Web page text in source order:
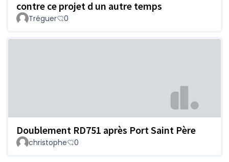
contre ce projet d un autre temps
Tréguer 0
Doublement RD751 après Port Saint Père
christophe 0